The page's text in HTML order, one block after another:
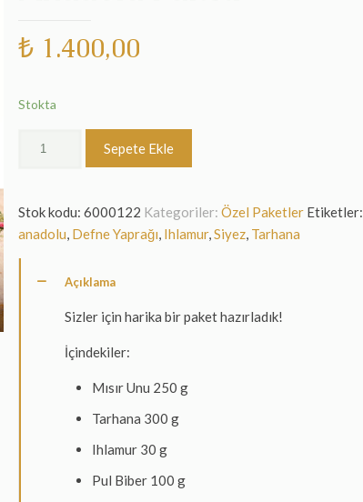
₺ 1.400,00
Stokta
Sepete Ekle
Stok kodu:6000122 Kategoriler:Özel Paketler Etiketler:
anadolu, Defne Yaprağı, Ihlamur,Siyez, Tarhana
Açıklama
Sizler için harika bir paket hazırladık!
İçindekiler:
Mısır Unu 250 g
Tarhana 300 g
Ihlamur 30 g
Pul Biber 100 g